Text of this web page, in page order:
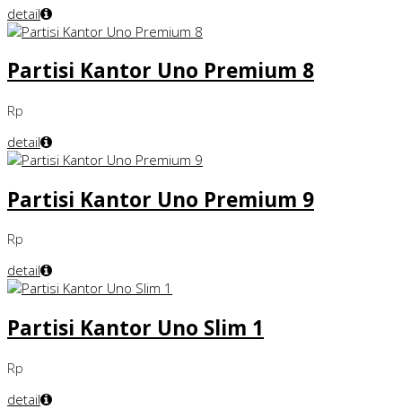
detail
Partisi Kantor Uno Premium 8
Rp
detail
Partisi Kantor Uno Premium 9
Rp
detail
Partisi Kantor Uno Slim 1
Rp
detail